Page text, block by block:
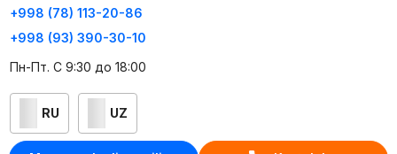
+998 (78) 113-20-86
+998 (93) 390-30-10
Пн-Пт. С 9:30 до 18:00
RU UZ